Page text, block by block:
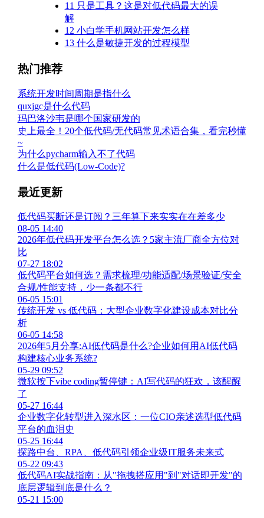
11 只是工具？这是对低代码最大的误
解
12 小白学手机网站开发怎么样
13什么是敏捷开发的过程模型
热门推荐
系统开发时间周期是指什么
quxjgc是什么代码
玛巴洛沙韦是哪个国家研发的
史上最全！20个低代码/无代码常见术语合集，看完秒懂
~
为什么pycharm输入不了代码
什么是低代码(Low-Code)?
最近更新
低代码买断还是订阅？三年算下来实实在在差多少
08-05 14:40
2026年低代码开发平台怎么选？5家主流厂商全方位对
比
07-27 18:02
低代码平台如何选？需求梳理/功能适配/场景验证/安全
合规/性能支持，少一条都不行
06-05 15:01
传统开发 vs 低代码：大型企业数字化建设成本对比分
析
06-05 14:58
2026年5月分享:AI低代码是什么?企业如何用AI低代码
构建核心业务系统?
05-29 09:52
微软按下vibe coding暂停键：AI写代码的狂欢，该醒醒
了
05-27 16:44
企业数字化转型进入深水区：一位CIO亲述选型低代码
平台的血泪史
05-25 16:44
探路中台、RPA、低代码引领企业级IT服务未来式
05-22 09:43
低代码AI实战指南：从"拖拽搭应用"到"对话即开发"的
底层逻辑到底是什么？
05-21 15:00